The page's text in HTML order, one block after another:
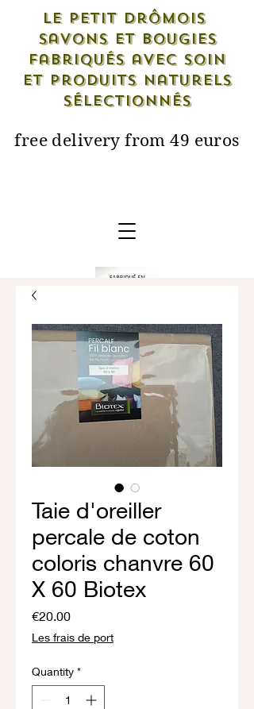
Le petit drômois
savons et bougies
fabriqués avec soin
et produits naturels
sélectionnés
free delivery from 49 euros
Taie d'oreiller
percale de coton
coloris chanvre 60
X 60 Biotex
€20.00Price
Les frais de port
Quantity *